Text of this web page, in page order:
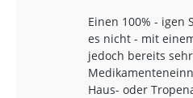
Einen 100% - igen
es nicht - mit
jedoch bereits
Haus- oder